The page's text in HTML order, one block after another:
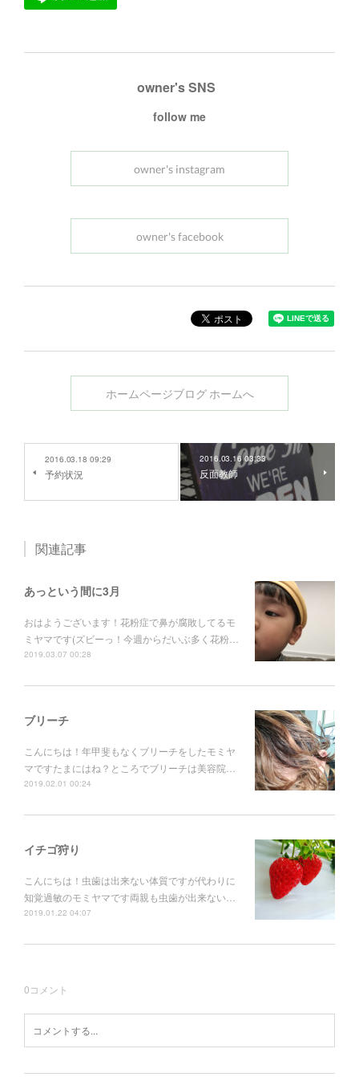
owner's SNS
follow me
owner's instagram
owner's facebook
ホームページブログ ホームへ
2016.03.18 09:29
予約状況
2016.03.16 03:33
反面教師
関連記事
あっという間に3月
おはようございます！花粉症で鼻が腐敗してるモ
ミヤマです(ズビーっ！今週からだいぶ多く花粉…
2019.03.07 00:28
ブリーチ
こんにちは！年甲斐もなくブリーチをしたモミヤ
マですたまにはね？ところでブリーチは美容院…
2019.02.01 00:24
イチゴ狩り
こんにちは！虫歯は出来ない体質ですが代わりに
知覚過敏のモミヤマです両親も虫歯が出来ない…
2019.01.22 04:07
0コメント